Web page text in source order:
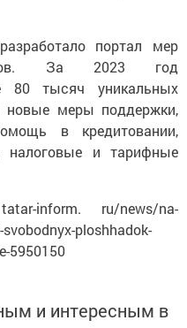
портал мер
За 2023 год
80 тысяч уникальных
новые меры поддержки,
в кредитовании,
налоговые и тарифные
inform. ru/news/na-
ploshhadok-
5950150
и интересным в